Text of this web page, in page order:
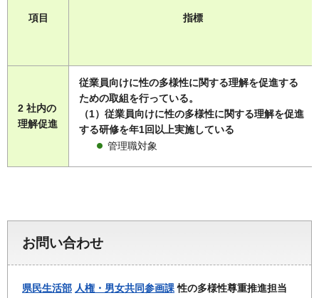
項目 指標
2 社内の
理解促進
従業員向けに性の多様性に関する理解を促進する
ための取組を行っている。
（1）従業員向けに性の多様性に関する理解を促進
する研修を年1回以上実施している
管理職対象
お問い合わせ
県民生活部 人権・男女共同参画課性の多様性尊重推進担当